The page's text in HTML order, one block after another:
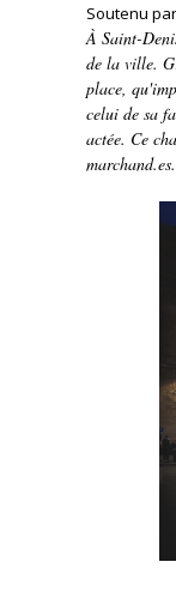
Soutenu
À Saint-
de la ville.
place,
celui de sa
actée. Ce